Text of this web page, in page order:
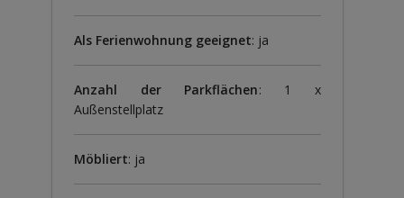
Als Ferienwohnung geeignet: ja
Anzahl der Parkflächen: 1 x
Außenstellplatz
Möbliert: ja